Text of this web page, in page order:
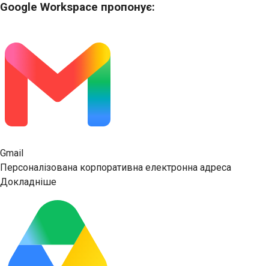
Google Workspace пропонує:
Gmail
Персоналізована корпоративна електронна адреса
Докладніше